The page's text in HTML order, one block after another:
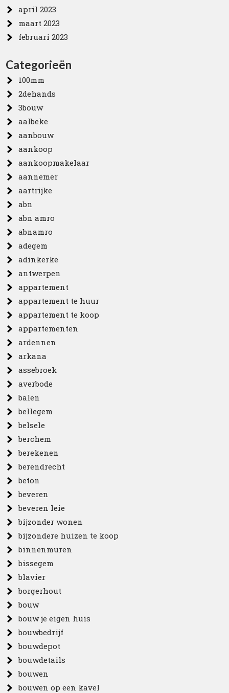
april 2023
maart 2023
februari 2023
Categorieën
100mm
2dehands
3bouw
aalbeke
aanbouw
aankoop
aankoopmakelaar
aannemer
aartrijke
abn
abn amro
abnamro
adegem
adinkerke
antwerpen
appartement
appartement te huur
appartement te koop
appartementen
ardennen
arkana
assebroek
averbode
balen
bellegem
belsele
berchem
berekenen
berendrecht
beton
beveren
beveren leie
bijzonder wonen
bijzondere huizen te koop
binnenmuren
bissegem
blavier
borgerhout
bouw
bouw je eigen huis
bouwbedrijf
bouwdepot
bouwdetails
bouwen
bouwen op een kavel